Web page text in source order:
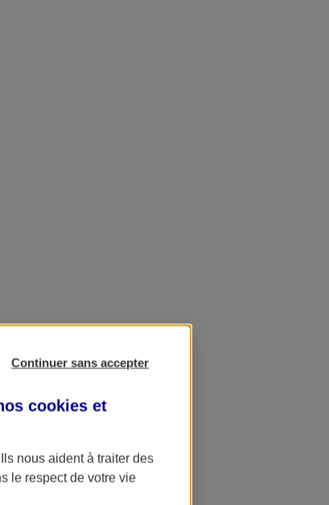
Continuer sans accepter
cookies et
Ils nous aident à traiter des
le respect de votre vie